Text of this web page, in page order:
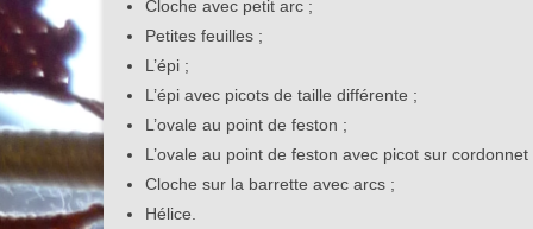
Cloche avec petit arc ;
Petites feuilles ;
L’épi ;
L’épi avec picots de taille différente ;
L’ovale au point de feston ;
L’ovale au point de feston avec picot sur cordonnet
Cloche sur la barrette avec arcs ;
Hélice.